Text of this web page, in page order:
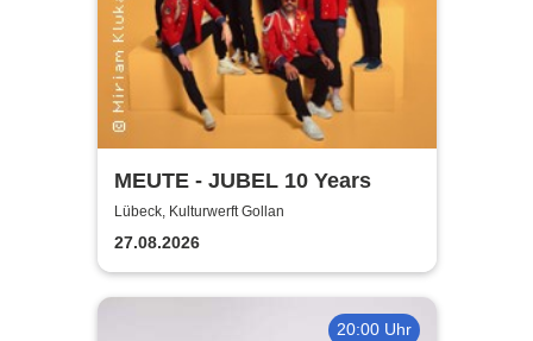
MEUTE - JUBEL 10 Years
Lübeck, Kulturwerft Gollan
27.08.2026
20:00 Uhr